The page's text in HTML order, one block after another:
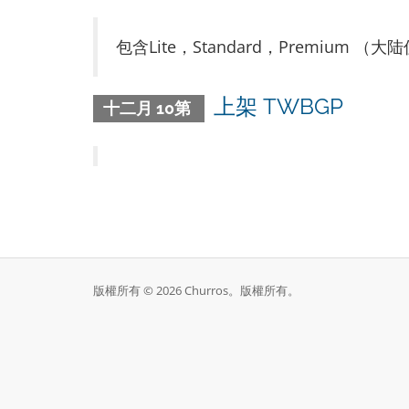
包含Lite，Standard，Premium （大陆
十二月 10第 上架 TWBGP
版權所有 © 2026 Churros。版權所有。